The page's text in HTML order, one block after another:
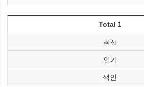
Total 1
최신
인기
색인